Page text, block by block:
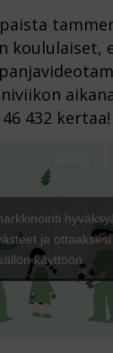
koululaiset,
432 kertaa!
ja
käyttöön